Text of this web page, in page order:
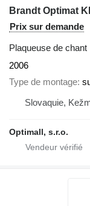
Brandt Optimat
Prix sur demande
Plaqueuse de chant
2006
Type de montage
Slovaquie,
Optimall, s.r.o.